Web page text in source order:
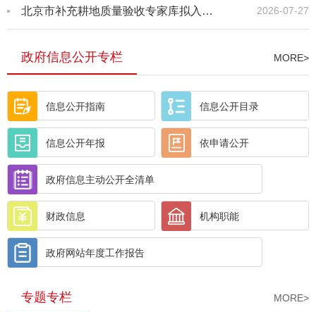
北京市补充耕地质量验收专家库拟入库专家名单公示 2026-07-27
政府信息公开专栏 MORE>
信息公开指南 信息公开目录
信息公开年报 依申请公开
政府信息主动公开全清单
机构职能
财政信息
政府网站年度工作报告
专题专栏 MORE>